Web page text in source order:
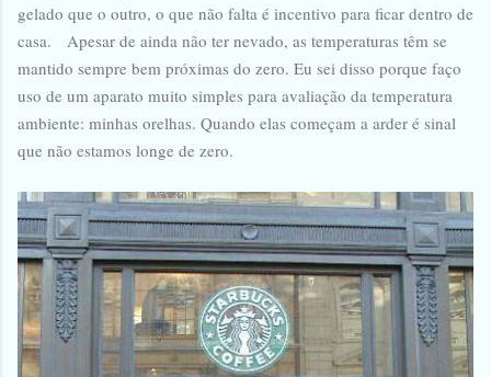
gelado que o outro, o que não falta é incentivo para ficar dentro de
casa. Apesar de ainda não ter nevado, as temperaturas têm se
mantido sempre bem próximas do zero. Eu sei disso porque faço
uso de um aparato muito simples para avaliação da temperatura
ambiente: minhas orelhas. Quando elas começam a arder é sinal
que não estamos longe de zero.